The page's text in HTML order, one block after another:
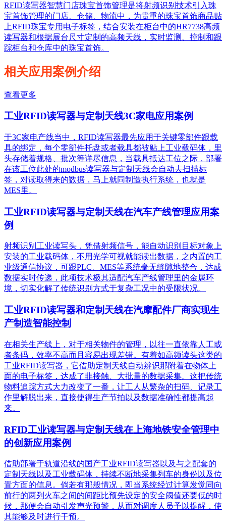
RFID读写器智慧门店珠宝首饰管理是将射频识别技术引入珠
宝首饰管理的门店、仓储、物流中，为贵重的珠宝首饰商品贴
上RFID珠宝专用电子标签，结合安装在柜台中的HR7738高频
读写器和根据展台尺寸定制的高频天线，实时监测、控制和跟
踪柜台和仓库中的珠宝首饰。
相关应用案例介绍
查看更多
工业RFID读写器与定制天线3C家电应用案例
于3C家电产线当中，RFID读写器最先应用于关键零部件跟载
具的绑定，每个零部件托盘或者载具都被贴上工业载码体，里
头存储着规格、批次等详尽信息，当载具抵达工位之际，部署
在该工位此处的modbus读写器与定制天线会自动去扫描标
签，对读取得来的数据，马上就同制造执行系统，也就是
MES里。
工业RFID读写器与定制天线在汽车产线管理应用案
例
射频识别工业读写头，凭借射频信号，能自动识别目标对象上
安装的工业载码体，不用光学可视就能读出数据，之内置的工
业级通信协议，可跟PLC、MES等系统毫无缝隙地整合，达成
数据实时传递，此项技术极其适配汽车产线管理里的金属环
境，切实化解了传统识别方式于复杂工况中的受限状况。
工业RFID读写器和定制天线在汽摩配件厂商实现生
产制造智能控制
在相关生产线上，对于相关物件的管理，以往一直依靠人工或
者条码，效率不高而且容易出现差错。有着如高频读头这类的
工业RFID读写器，它借助定制天线自动辨识那附着在物体上
面的电子标签，达成了非接触、大批量的数据采集。这把传统
物料追踪方式大力改变了一番，让工人从繁杂的扫码、记录工
作里解脱出来，直接使得生产节拍以及数据准确性都提高起
来。
RFID工业读写器与定制天线在上海地铁安全管理中
的创新应用案例
借助部署于轨道沿线的国产工业RFID读写器以及与之配套的
定制天线以及工业载码体，持续不断地采集列车的身份以及位
置方面的信息。倘若有那般情况，即当系统经过计算发觉同向
前行的两列火车之间的间距比预先设定的安全阈值还要低的时
候，那便会自动引发声光预警，从而对调度人员予以提醒，使
其能够及时进行干预。